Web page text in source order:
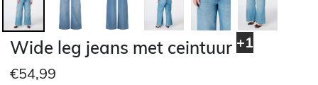
+1
Wide leg jeans met ceintuur
€54,99